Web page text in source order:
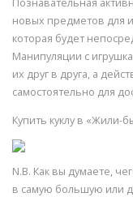
Познавательная
новых предметов для
которая будет
Манипуляции с
их друг в друга, а
самостоятельно для
Купить куклу в «Жили-
N.B. Как вы думаете,
в самую большую или